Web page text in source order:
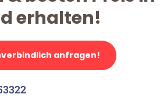
erhalten!
anfragen!